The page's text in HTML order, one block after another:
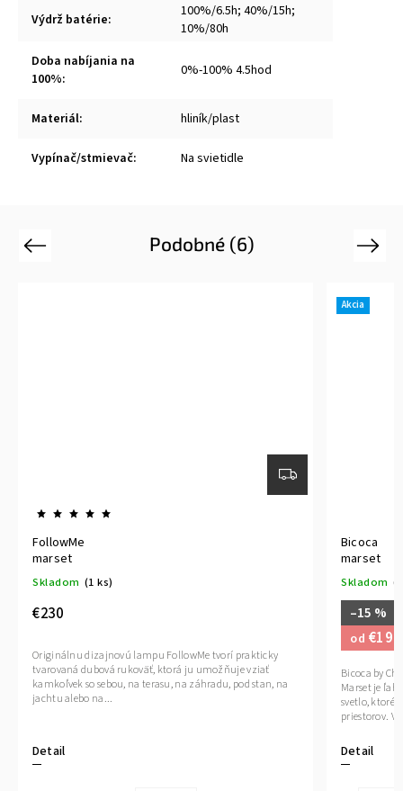
Výdrž batérie:
100%/6.5h; 40%/15h;
10%/80h
Doba nabíjania na
100%: 0%-100% 4.5hod
Materiál: hliník/plast
Vypínač/stmievač: Na svietidle
Podobné (6)
Previous
FollowMe
marset
Skladom (1 ks)
€230
Detail
Originálnu dizajnovú lampu FollowMe tvorí prakticky
tvarovaná dubová rukoväť, ktorá ju umožňuje vziať
kamkoľvek so sebou, na terasu, na záhradu, pod stan, na
jachtu alebo na...
Akcia
Bicoca
marset
Skladom
–15 %
od €199
Detail
Bicoca by
Marset je
svetlo, ktoré
priestorov.
Next